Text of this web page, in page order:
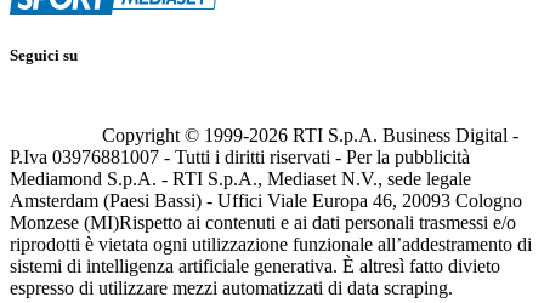
Seguici su
Copyright © 1999-2026 RTI S.p.A. Business Digital -
P.Iva 03976881007 - Tutti i diritti riservati - Per la pubblicità
Mediamond S.p.A. - RTI S.p.A., Mediaset N.V., sede legale
Amsterdam (Paesi Bassi) - Uffici Viale Europa 46, 20093 Cologno
Monzese (MI)Rispetto ai contenuti e ai dati personali trasmessi e/o
riprodotti è vietata ogni utilizzazione funzionale all’addestramento di
sistemi di intelligenza artificiale generativa. È altresì fatto divieto
espresso di utilizzare mezzi automatizzati di data scraping.